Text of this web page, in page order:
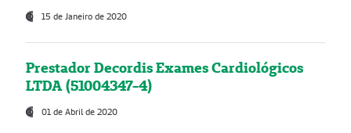
15 de Janeiro de 2020
Prestador Decordis Exames Cardiológicos
LTDA (51004347-4)
01 de Abril de 2020